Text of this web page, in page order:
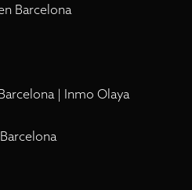
Barcelona
| Inmo Olaya